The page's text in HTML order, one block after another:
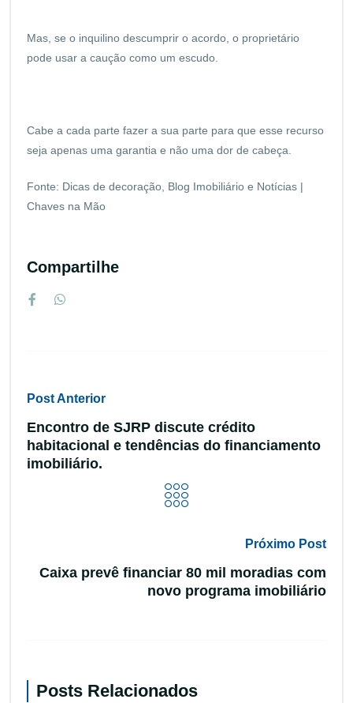
Mas, se o inquilino descumprir o acordo, o proprietário
pode usar a caução como um escudo.
Cabe a cada parte fazer a sua parte para que esse recurso
seja apenas uma garantia e não uma dor de cabeça.
Fonte: Dicas de decoração, Blog Imobiliário e Notícias |
Chaves na Mão
Compartilhe
Post Anterior
Encontro de SJRP discute crédito
habitacional e tendências do financiamento
imobiliário.
Próximo Post
Caixa prevê financiar 80 mil moradias com
novo programa imobiliário
Posts Relacionados